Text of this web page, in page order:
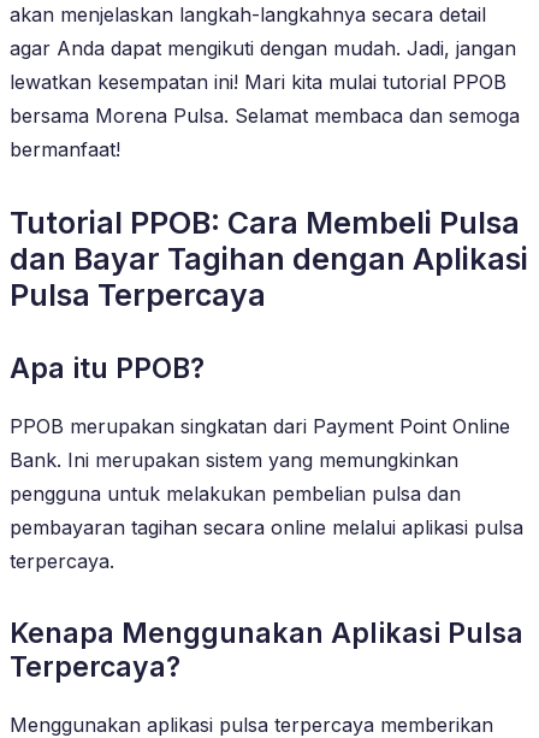
akan menjelaskan langkah-langkahnya secara detail
agar Anda dapat mengikuti dengan mudah. Jadi, jangan
lewatkan kesempatan ini! Mari kita mulai tutorial PPOB
bersama Morena Pulsa. Selamat membaca dan semoga
bermanfaat!
Tutorial PPOB: Cara Membeli Pulsa
dan Bayar Tagihan dengan Aplikasi
Pulsa Terpercaya
Apa itu PPOB?
PPOB merupakan singkatan dari Payment Point Online
Bank. Ini merupakan sistem yang memungkinkan
pengguna untuk melakukan pembelian pulsa dan
pembayaran tagihan secara online melalui aplikasi pulsa
terpercaya.
Kenapa Menggunakan Aplikasi Pulsa
Terpercaya?
Menggunakan aplikasi pulsa terpercaya memberikan